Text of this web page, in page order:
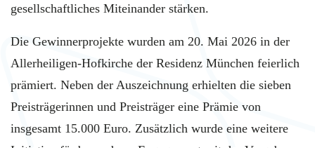
gesellschaftliches Miteinander stärken.
Die Gewinnerprojekte wurden am 20. Mai 2026 in der
Allerheiligen-Hofkirche der Residenz München feierlich
prämiert. Neben der Auszeichnung erhielten die sieben
Preisträgerinnen und Preisträger eine Prämie von
insgesamt 15.000 Euro. Zusätzlich wurde eine weitere